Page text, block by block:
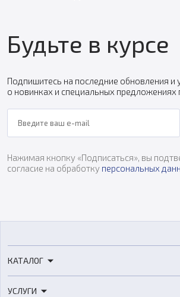
Будьте в курсе
Подпишитесь на последние обновления и
о новинках и специальных предложениях
Нажимая кнопку «Подписаться», вы
согласие на обработку персональных
КАТАЛОГ
УСЛУГИ